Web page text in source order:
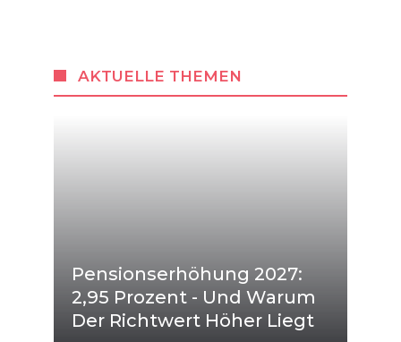
AKTUELLE THEMEN
Pensionserhöhung 2027:
2,95 Prozent - Und Warum
Der Richtwert Höher Liegt